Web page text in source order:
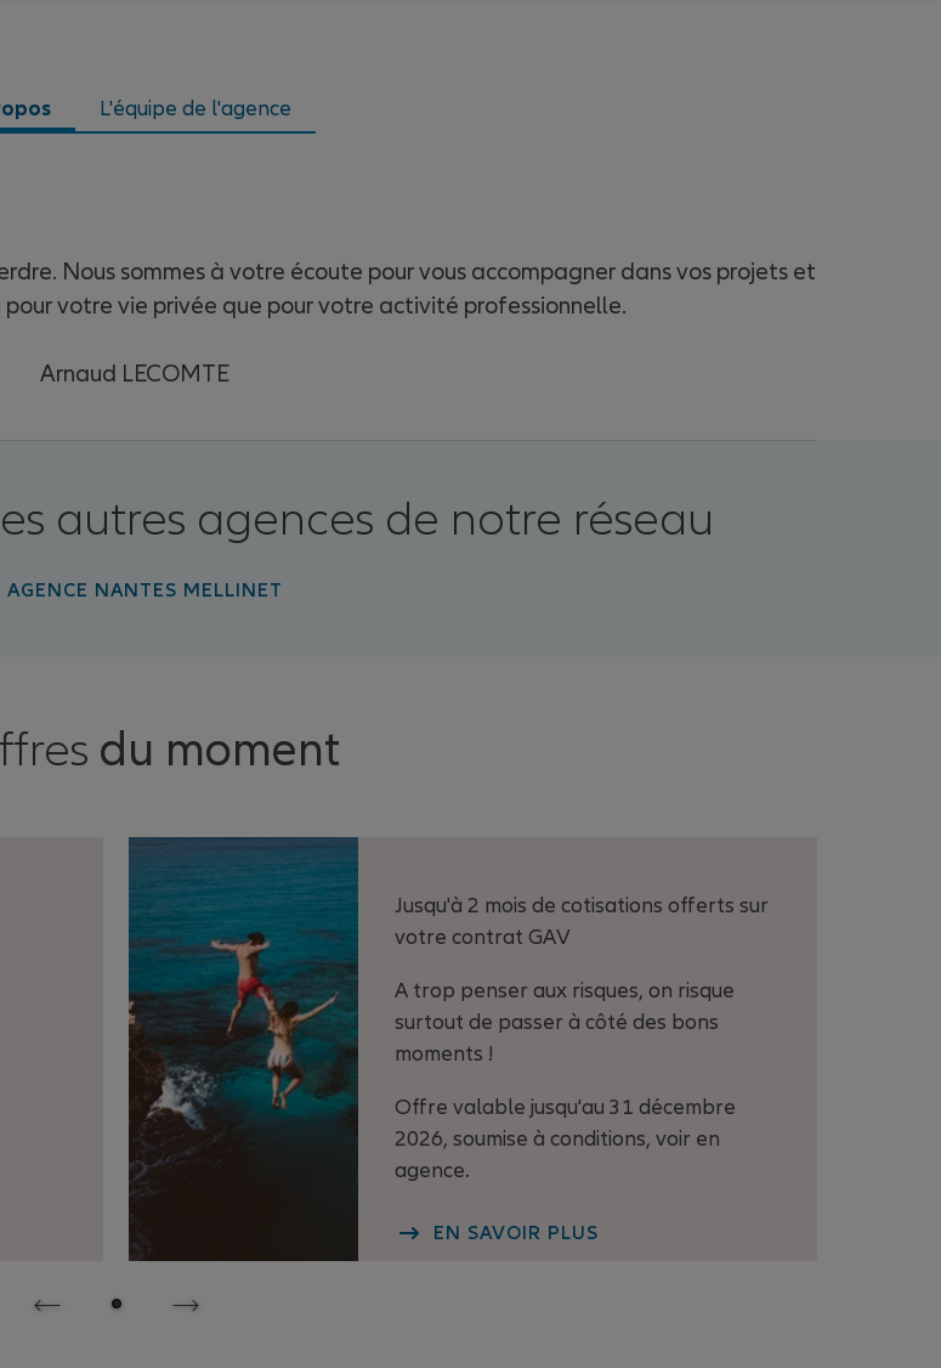
L'équipe de l'agence
Nous sommes à votre écoute pour vous accompagner dans vos projets et
pour votre vie privée que pour votre activité professionnelle.
Arnaud LECOMTE
autres agences de notre réseau
AGENCE NANTES MELLINET
du moment
Jusqu'à 2 mois de cotisations offerts sur
votre contrat GAV
A trop penser aux risques, on risque
surtout de passer à côté des bons
moments !
Offre valable jusqu'au 31 décembre
2026, soumise à conditions, voir en
agence.
EN SAVOIR PLUS